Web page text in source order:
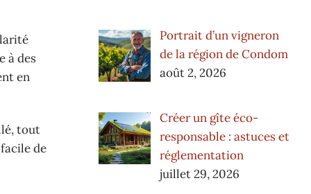
à des
en
tout
de
Portrait d’un vigneron
de la région de Condom
août 2, 2026
Créer un gîte éco-
responsable : astuces et
réglementation
juillet 29, 2026